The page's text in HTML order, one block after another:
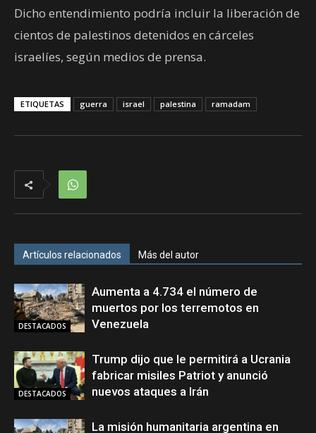
Dicho entendimiento podría incluir la liberación de
cientos de palestinos detenidos en cárceles
israelíes, según medios de prensa.
ETIQUETAS guerra israel palestina ramadam
Artículos relacionados Más del autor
DESTACADOS
Aumenta a 4.734 el número de
muertos por los terremotos en
Venezuela
DESTACADOS
Trump dijo que le permitirá a Ucrania
fabricar misiles Patriot y anunció
nuevos ataques a Irán
La misión humanitaria argentina en